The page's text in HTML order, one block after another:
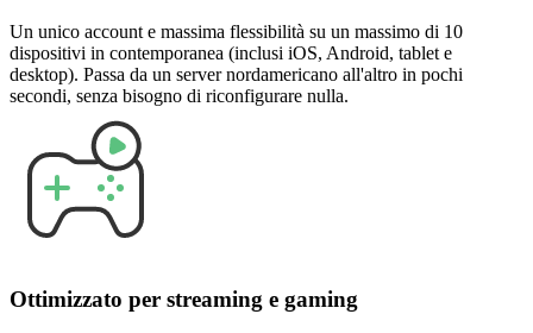
Un unico account e massima flessibilità su un massimo di 10
dispositivi in contemporanea (inclusi iOS, Android, tablet e
desktop). Passa da un server nordamericano all'altro in pochi
secondi, senza bisogno di riconfigurare nulla.
Ottimizzato per streaming e gaming